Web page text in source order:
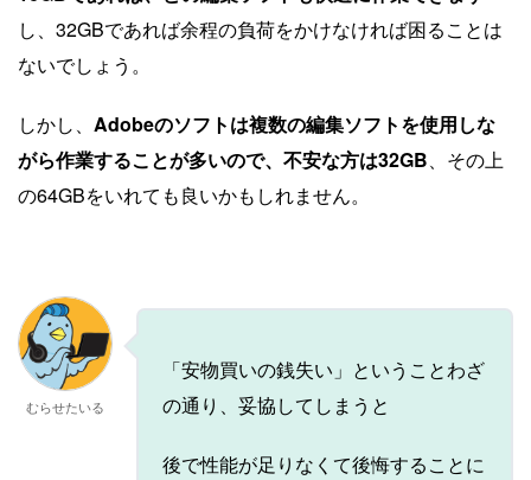
し、32GBであれば余程の負荷をかけなければ困ることは
ないでしょう。
しかし、 Adobeのソフトは複数の編集ソフトを使用しな
がら作業することが多いので、不安な方は32GB 、その上
の64GBをいれても良いかもしれません。
むらせたいる
「安物買いの銭失い」ということわざ
の通り、妥協してしまうと
後で性能が足りなくて後悔することに